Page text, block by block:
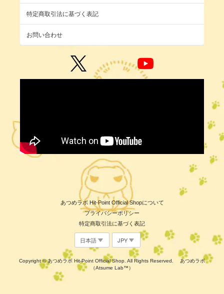
特定商取引法に基づく表記
お問い合わせ
あつめラボ Hit-Point Official Shopについて
プライバシーポリシー
特定商取引法に基づく表記
Copyright © あつめラボ Hit-Point Official Shop. All Rights Reserved. あつめラボ
（Atsume Lab™）